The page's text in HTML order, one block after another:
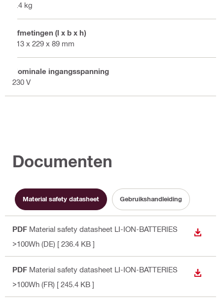
2.4 kg
Afmetingen (l x b x h)
313 x 229 x 89 mm
Nominale ingangsspanning
230 V
Documenten
Material safety datasheet Gebruikshandleiding
PDF Material safety datasheet LI-ION-BATTERIES
>100Wh (DE) [ 236.4 KB ]
PDF Material safety datasheet LI-ION-BATTERIES
>100Wh (FR) [ 245.4 KB ]